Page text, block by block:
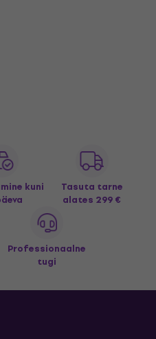
kuni
Tasuta tarne
alates 299 €
Professionaalne
tugi